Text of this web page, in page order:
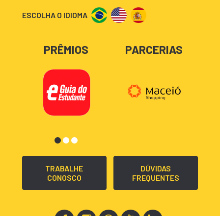
ESCOLHA O IDIOMA
PRÊMIOS PARCERIAS
TRABALHE
CONOSCO
DÚVIDAS
FREQUENTES